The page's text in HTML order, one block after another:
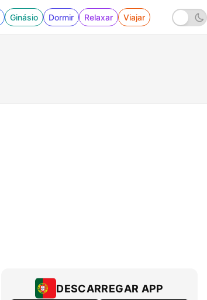
Ginásio Dormir Relaxar Viajar
DESCARREGAR APP